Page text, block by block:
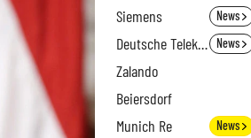
Siemens News
Deutsche Telekom News
Zalando
Beiersdorf
Munich Re News